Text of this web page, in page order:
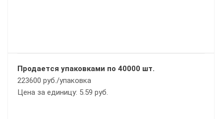
Продается упаковками по 40000 шт.
223600 руб./упаковка
Цена за единицу: 5.59 руб.